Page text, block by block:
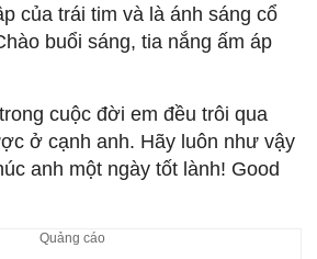
của trái tim và là ánh sáng cổ
buổi sáng, tia nắng ấm áp
cuộc đời em đều trôi qua
ở cạnh anh. Hãy luôn như vậy
anh một ngày tốt lành! Good